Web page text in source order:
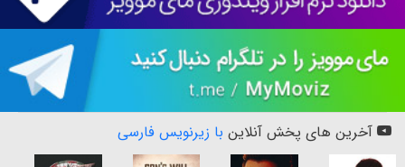
آخرین های پخش آنلاین با زیرنویس فارسی